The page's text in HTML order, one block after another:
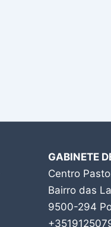
GABINETE
Centro
Bairro das
9500-294